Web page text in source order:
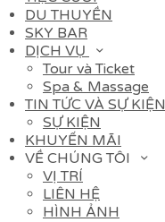
DU THUYỀN
SKY BAR
DỊCH VỤ
Tour và Ticket
Spa & Massage
TIN TỨC VÀ SỰ KIỆN
SỰ KIỆN
KHUYẾN MÃI
VỀ CHÚNG TÔI
VỊ TRÍ
LIÊN HỆ
HÌNH ẢNH